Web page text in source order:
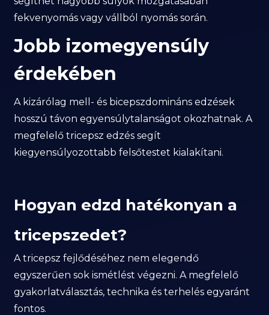
fekvenyomás vagy vállból nyomás során.
Jobb izomegyensúly
érdekében
A kizárólag mell- és bicepszdomináns edzések
hosszú távon egyensúlytalanságot okozhatnak. A
megfelelő tricepsz edzés segít
kiegyensúlyozottabb felsőtestet kialakítani.
Hogyan edzd hatékonyan a
tricepszedet?
A tricepsz fejlődéséhez nem elegendő
egyszerűen sok ismétlést végezni. A megfelelő
gyakorlatválasztás, technika és terhelés egyaránt
fontos.